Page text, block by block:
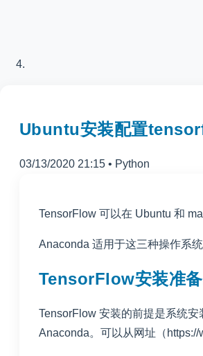
Ubuntu安装配置
03/13/2020 21:15 • Python
TensorFlow 可以在 Ubuntu 和
Anaconda 适用于这三种操作系
TensorFlow安装准
TensorFlow 安装的前提是系统
Anaconda。可以从网址（